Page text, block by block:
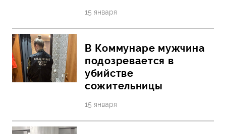
15 января
В Коммунаре мужчина
подозревается в
убийстве
сожительницы
15 января